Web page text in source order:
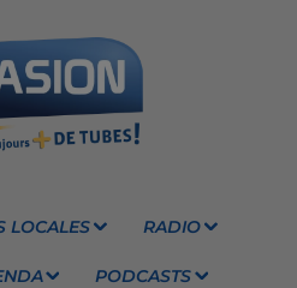
LOCALES RADIO
PODCASTS